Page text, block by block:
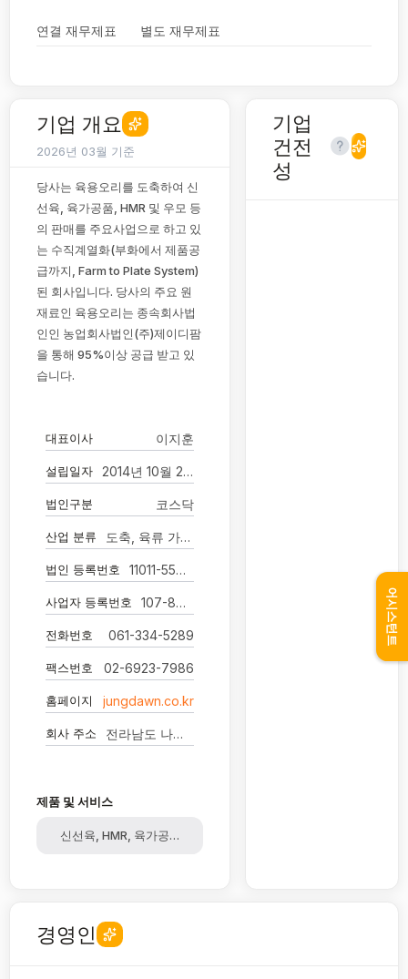
연결 재무제표 별도 재무제표
기업 개요
2026년 03월 기준
당사는 육용오리를 도축하여 신
선육, 육가공품, HMR 및 우모 등
의 판매를 주요사업으로 하고 있
는 수직계열화(부화에서 제품공
급까지, Farm to Plate System)
된 회사입니다. 당사의 주요 원
재료인 육용오리는 종속회사법
인인 농업회사법인(주)제이디팜
을 통해 95%이상 공급 받고 있
습니다.
대표이사 이지훈
설립일자 2014년 10월 20일
법인구분 코스닥
산업 분류 도축, 육류 가공 및 저장 처리업
법인 등록번호 11011-5542497
사업자 등록번호 107-88-31874
전화번호 061-334-5289
팩스번호 02-6923-7986
홈페이지 jungdawn.co.kr
회사 주소 전라남도 나주시 동수농공단지길 137-17 (주)정다운
제품 및 서비스
신선육, HMR, 육가공품, 육용오리, 육가공육
기업
건전
성
경영인
어시스턴트